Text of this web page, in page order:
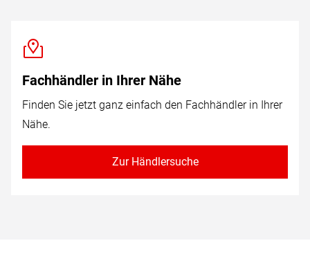
Fachhändler in Ihrer Nähe
Finden Sie jetzt ganz einfach den Fachhändler in Ihrer
Nähe.
Zur Händlersuche